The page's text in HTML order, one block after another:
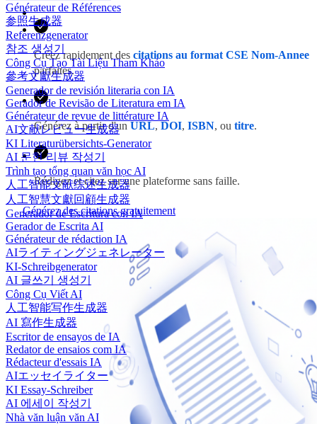
Générateur de Références
参照生成器
Referenzgenerator
참조 생성기
Công Cụ Tạo Tài Liệu Tham Khảo
參考文獻生成器
Generador de revisión literaria con IA
Gerador de Revisão de Literatura em IA
Générateur de revue de littérature IA
AI文献レビュー生成器
KI Literaturübersichts-Generator
AI 문헌 리뷰 작성기
Trình tạo tổng quan văn học AI
人工智能文献综述生成器
人工智慧文獻回顧生成器
Generador de Escritura con IA
Gerador de Escrita AI
Générateur de rédaction IA
AIライティングジェネレーター
KI-Schreibgenerator
AI 글쓰기 생성기
Công Cụ Viết AI
人工智能写作生成器
AI 寫作生成器
Escritor de ensayos de IA
Redator de ensaios com IA
Rédacteur d'essais IA
AIエッセイライター
KI Essay-Schreiber
AI 에세이 작성기
Nhà văn luận văn AI
Créez rapidement des citations au format CSE Nom-Annee
parfaites.
Générez à partir d'un URL, DOI, ISBN, ou titre.
Rédigez et citez sur une plateforme sans faille.
Générez des citations gratuitement